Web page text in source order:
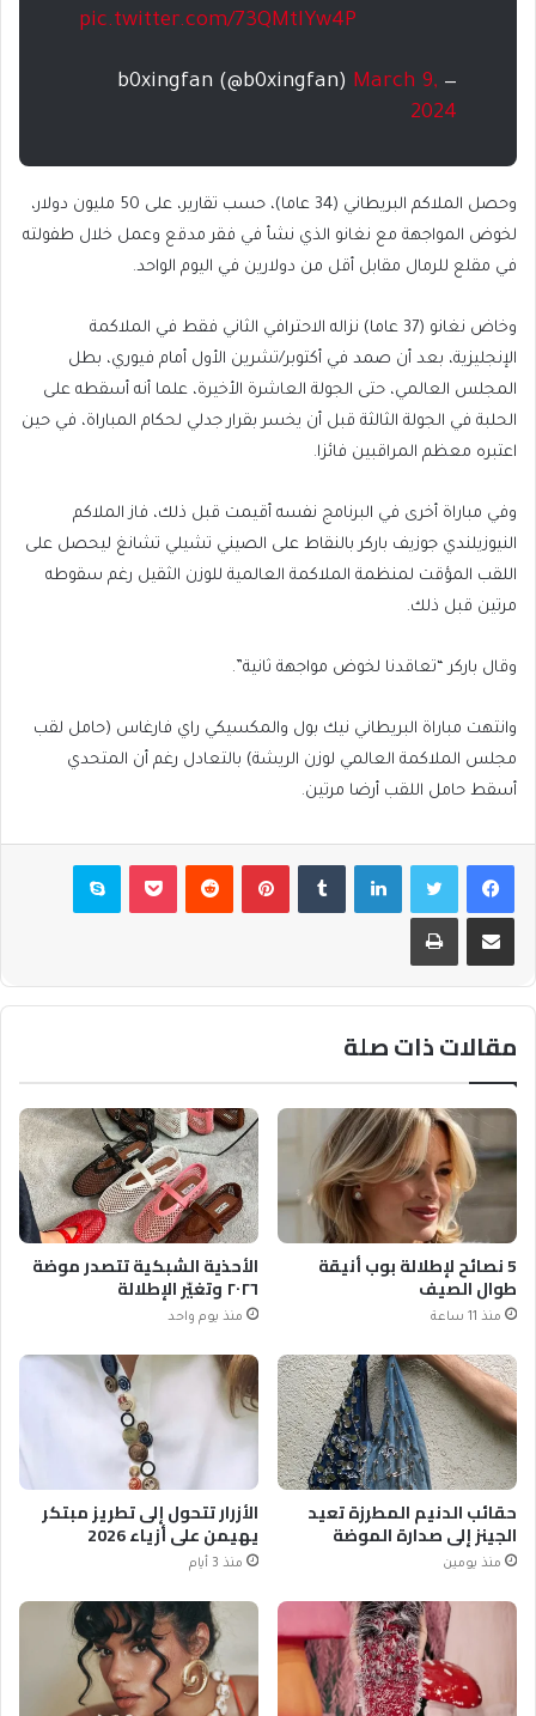
pic.twitter.com/73QMtIYw4P
— b0xingfan (@b0xingfan)
March 9,
2024
وحصل الملاكم البريطاني (34 عاما)، حسب تقارير، على 50 مليون دولار،
لخوض المواجهة مع نغانو الذي نشأ في فقر مدقع وعمل خلال طفولته
في مقلع للرمال مقابل أقل من دولارين في اليوم الواحد.
وخاض نغانو (37 عاما) نزاله الاحترافي الثاني فقط في الملاكمة
الإنجليزية، بعد أن صمد في أكتوبر/تشرين الأول أمام فيوري، بطل
المجلس العالمي، حتى الجولة العاشرة الأخيرة، علما أنه أسقطه على
الحلبة في الجولة الثالثة قبل أن يخسر بقرار جدلي لحكام المباراة، في حين
اعتبره معظم المراقبين فائزا.
وفي مباراة أخرى في البرنامج نفسه أقيمت قبل ذلك، فاز الملاكم
النيوزيلندي جوزيف باركر بالنقاط على الصيني تشيلي تشانغ ليحصل على
اللقب المؤقت لمنظمة الملاكمة العالمية للوزن الثقيل رغم سقوطه
مرتين قبل ذلك.
وقال باركر “تعاقدنا لخوض مواجهة ثانية”.
وانتهت مباراة البريطاني نيك بول والمكسيكي راي فارغاس (حامل لقب
مجلس الملاكمة العالمي لوزن الريشة) بالتعادل رغم أن المتحدي
أسقط حامل اللقب أرضا مرتين.
فيسبوكتويتر لينكدإن بينتيريست بوكيت سكايب
مشاركة عبر البريد طباعة
مقالات ذات صلة
5 نصائح لإطلالة بوب أنيقة
طوال الصيف
منذ 11 ساعة
الأحذية الشبكية تتصدر موضة
٢٠٢٦ وتغيّر الإطلالة
منذ يوم واحد
حقائب الدنيم المطرزة تعيد
الجينز إلى صدارة الموضة
منذ يومين
الأزرار تتحول إلى تطريز مبتكر
يهيمن على أزياء 2026
منذ 3 أيام